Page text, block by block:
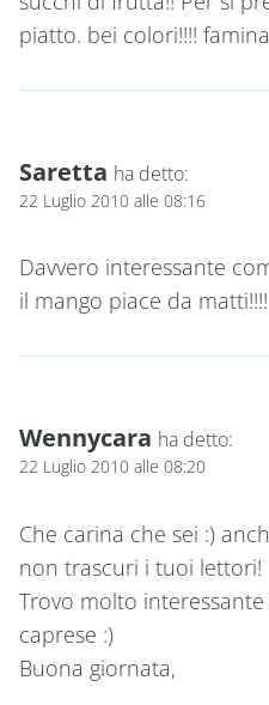
piatto. bei colori!!!!
Saretta ha detto:
22 Luglio 2010 alle 08:16
Davvero interessante
il mango piace da matti!!!!
Wennycara ha detto:
22 Luglio 2010 alle 08:20
Che carina che sei :)
non trascuri i tuoi lettori!
Trovo molto
caprese :)
Buona giornata,